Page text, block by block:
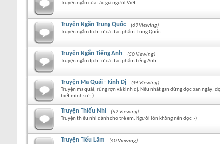
Truyện ngắn của tác giả người Việt.
Truyện Ngắn Trung Quốc
(69 Viewing)
Truyện ngắn dịch từ các tác phẩm Trung Quốc.
Truyện Ngắn Tiếng Anh
(50 Viewing)
Truyện ngắn dịch từ các tác phẩm tiếng Anh.
Truyện Ma Quái - Kinh Dị
(95 Viewing)
Truyện ma quái, rùng rợn và kinh dị. Nếu nhát gan đừng đọc ban ngày;
biết mình sợ ;-)
Truyện Thiếu Nhi
(52 Viewing)
Truyện thiếu nhi dành cho trẻ em. Người lớn không nên đọc :-)
Truyện Tiếu Lâm
(40 Viewing)